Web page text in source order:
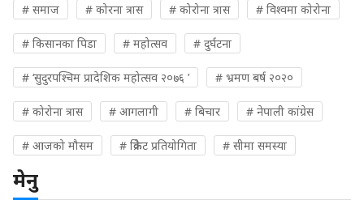
# समाज # कोरना त्रास # कोरोना त्रास # विश्वमा कोरोना
# किसानका पिडा # महोत्सव # दुर्घटना
# ‘सुदुरपश्चिम प्रादेशिक महोत्सव २०७६ ’ # भ्रमण बर्ष २०२०
# कोरोना त्रास # आगलागी # बिचार # नेपाली कांग्रेस
# आजको मौसम # क्रिकेट प्रतियोगिता # सीमा समस्या
मेनु